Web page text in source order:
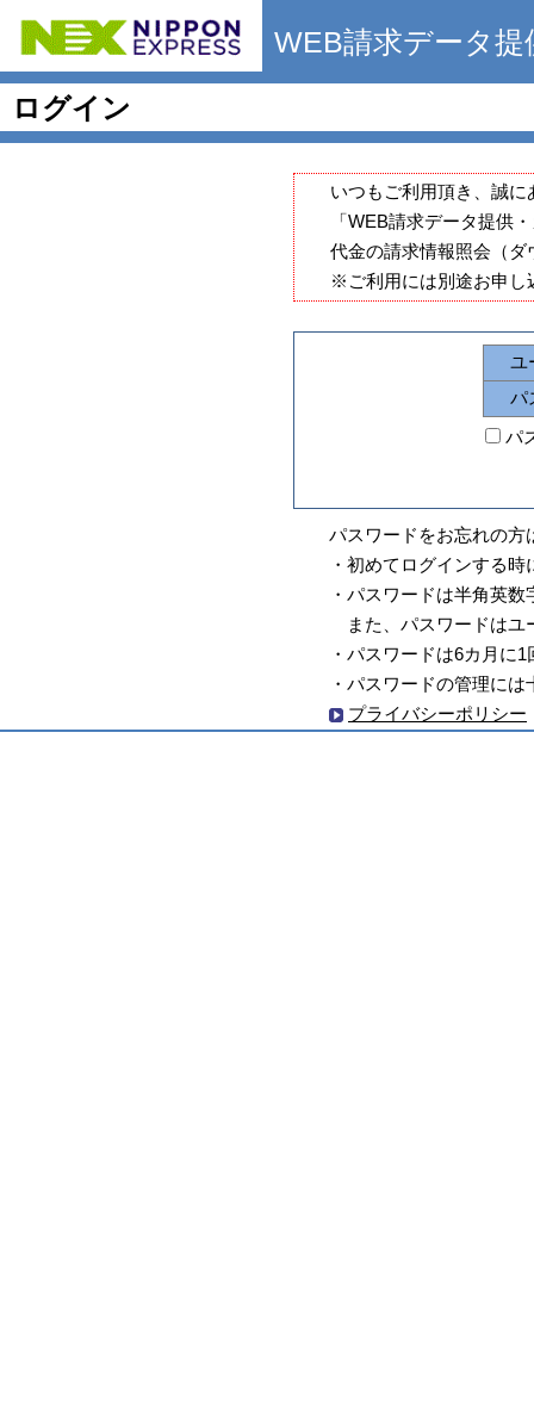
WEB請求データ
ログイン
いつもご利用頂き、誠
「WEB請求データ提供
代金の請求情報照会（
※ご利用には別途お申し
ユ
パ
パ
パスワードをお忘れの方
・初めてログインする
・パスワードは半角英
また、パスワードはユ
・パスワードは6カ月に
・パスワードの管理に
プライバシーポリシー